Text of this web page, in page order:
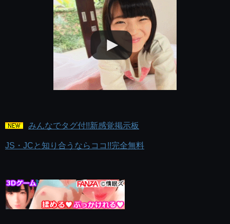
みんなでタグ付!!新感覚掲示板
JS・JCと知り合うならココ!!完全無料